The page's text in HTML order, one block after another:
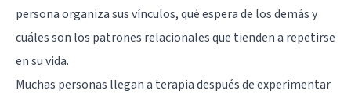
persona organiza sus vínculos, qué espera de los demás y
cuáles son los patrones relacionales que tienden a repetirse
en su vida.
Muchas personas llegan a terapia después de experimentar